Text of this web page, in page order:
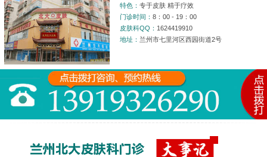
特色：专于皮肤 精于疗效
门诊时间：8：00 - 19：00
皮肤科QQ： 1624419910
地址： 兰州市七里河区西园街道2号